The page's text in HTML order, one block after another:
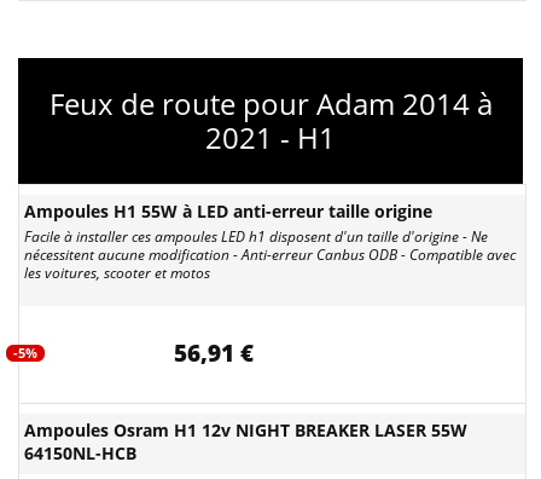
Feux de route pour Adam 2014 à
2021 - H1
Ampoules H1 55W à LED anti-erreur taille origine
Facile à installer ces ampoules LED h1 disposent d'un taille d'origine - Ne
nécessitent aucune modification - Anti-erreur Canbus ODB - Compatible avec
les voitures, scooter et motos
-5% 56,91 €
Ampoules Osram H1 12v NIGHT BREAKER LASER 55W
64150NL-HCB